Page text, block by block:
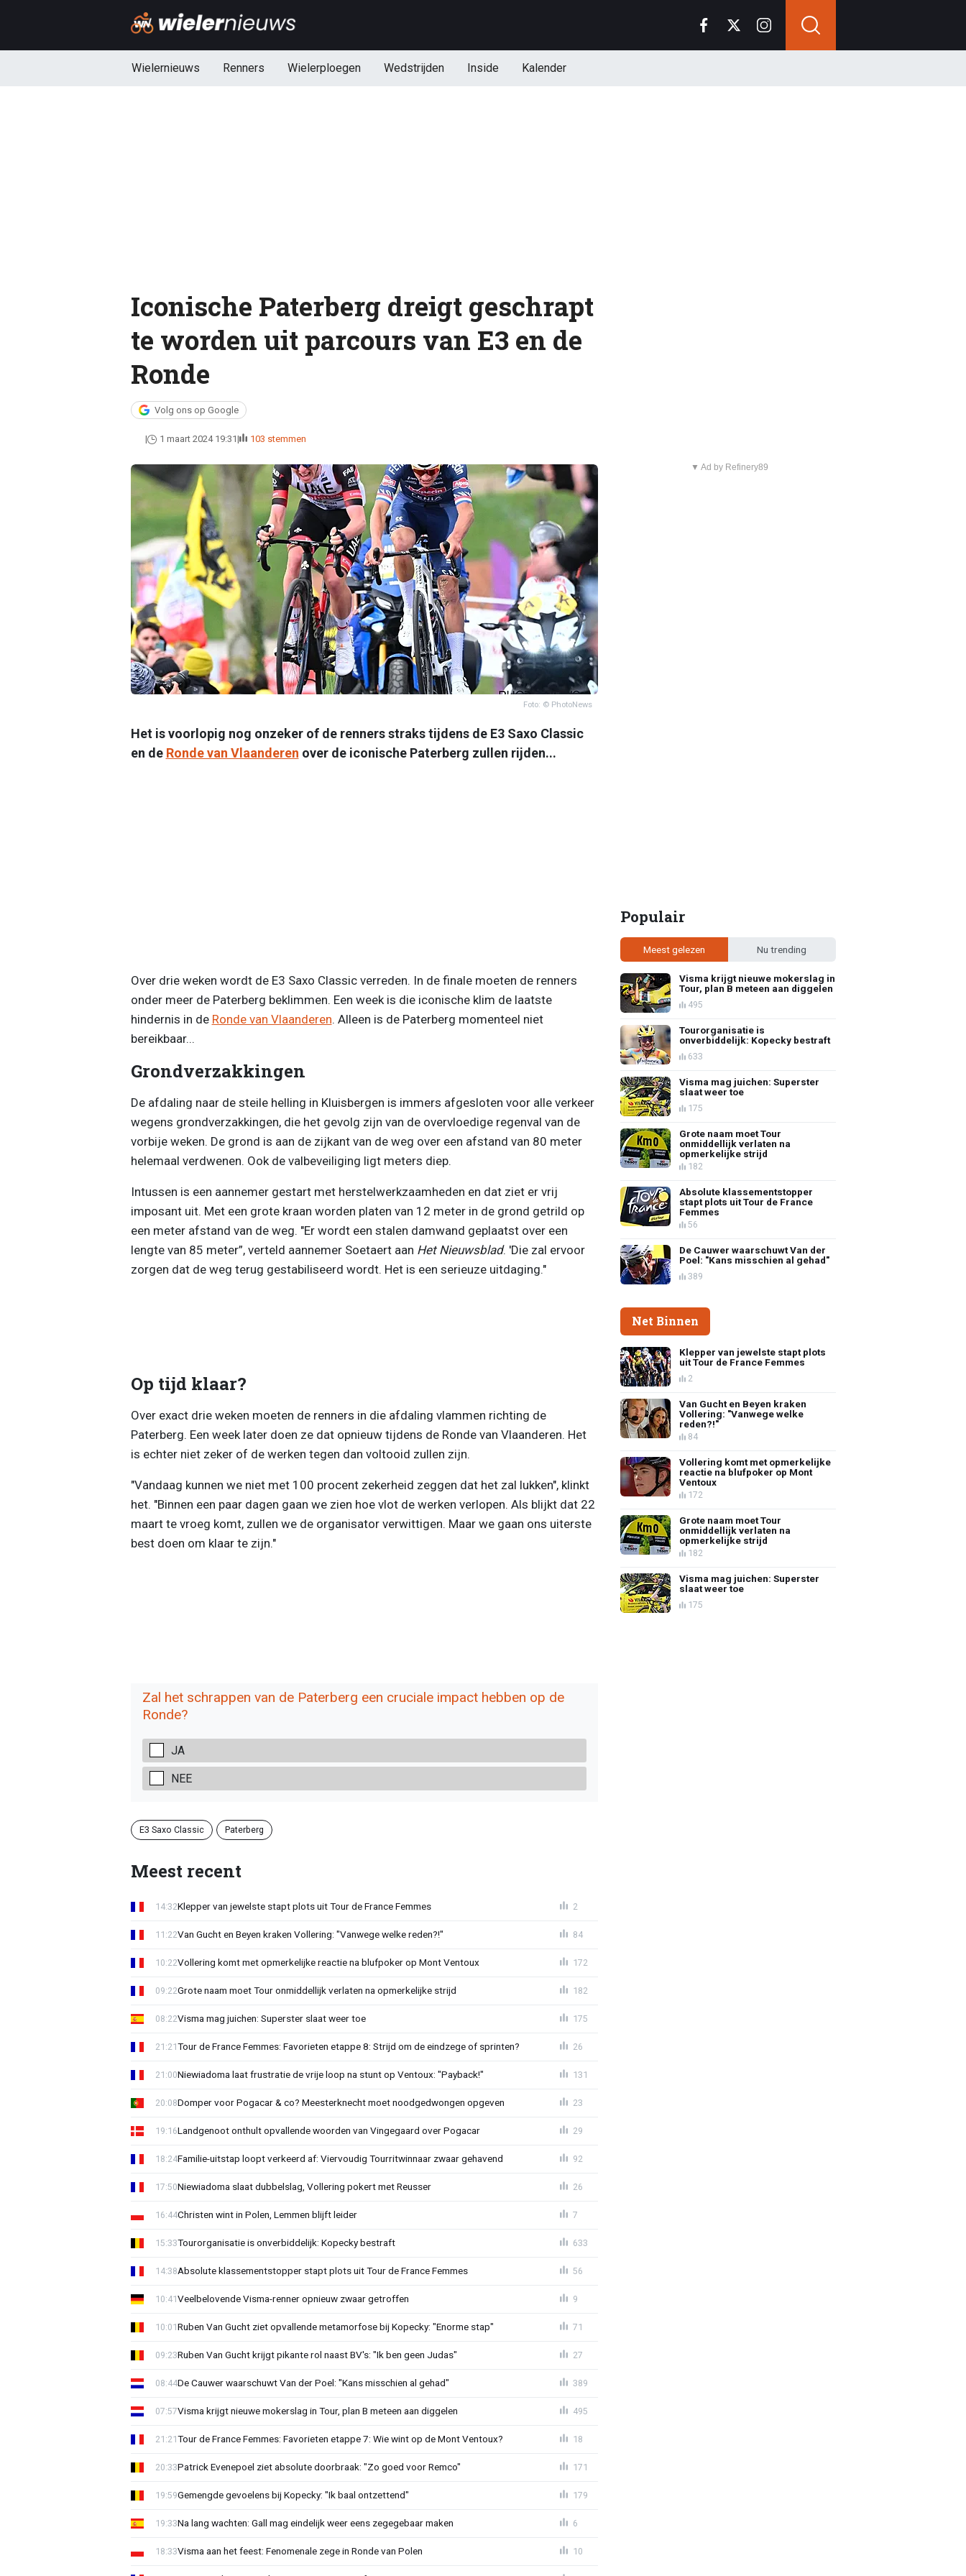
Wielernieuws Renners Wielerploegen Wedstrijden Inside Kalender
Iconische Paterberg dreigt geschrapt
te worden uit parcours van E3 en de
Ronde
Volg ons op Google
1 maart 2024 19:31 103 stemmen
Foto: © PhotoNews
Het is voorlopig nog onzeker of de renners straks tijdens de E3 Saxo Classic
en de Ronde van Vlaanderen over de iconische Paterberg zullen rijden...
Over drie weken wordt de E3 Saxo Classic verreden. In de finale moeten de renners
onder meer de Paterberg beklimmen. Een week is die iconische klim de laatste
hindernis in de Ronde van Vlaanderen. Alleen is de Paterberg momenteel niet
bereikbaar...
Grondverzakkingen
De afdaling naar de steile helling in Kluisbergen is immers afgesloten voor alle verkeer
wegens grondverzakkingen, die het gevolg zijn van de overvloedige regenval van de
vorbije weken. De grond is aan de zijkant van de weg over een afstand van 80 meter
helemaal verdwenen. Ook de valbeveiliging ligt meters diep.
Intussen is een aannemer gestart met herstelwerkzaamheden en dat ziet er vrij
imposant uit. Met een grote kraan worden platen van 12 meter in de grond getrild op
een meter afstand van de weg. "Er wordt een stalen damwand geplaatst over een
lengte van 85 meter”, verteld aannemer Soetaert aan Het Nieuwsblad. 'Die zal ervoor
zorgen dat de weg terug gestabiliseerd wordt. Het is een serieuze uitdaging."
Op tijd klaar?
Over exact drie weken moeten de renners in die afdaling vlammen richting de
Paterberg. Een week later doen ze dat opnieuw tijdens de Ronde van Vlaanderen. Het
is echter niet zeker of de werken tegen dan voltooid zullen zijn.
"Vandaag kunnen we niet met 100 procent zekerheid zeggen dat het zal lukken", klinkt
het. "Binnen een paar dagen gaan we zien hoe vlot de werken verlopen. Als blijkt dat 22
maart te vroeg komt, zullen we de organisator verwittigen. Maar we gaan ons uiterste
best doen om klaar te zijn."
Zal het schrappen van de Paterberg een cruciale impact hebben op de
Ronde?
JA
NEE
E3 Saxo Classic Paterberg
Meest recent
Klepper van jewelste stapt plots uit Tour de France Femmes
14:32 2
Van Gucht en Beyen kraken Vollering: "Vanwege welke reden?!"
11:22 84
Vollering komt met opmerkelijke reactie na blufpoker op Mont Ventoux
10:22 172
Grote naam moet Tour onmiddellijk verlaten na opmerkelijke strijd
09:22 182
Visma mag juichen: Superster slaat weer toe
08:22 175
Tour de France Femmes: Favorieten etappe 8: Strijd om de eindzege of sprinten?
21:21 26
Niewiadoma laat frustratie de vrije loop na stunt op Ventoux: "Payback!"
21:00 131
Domper voor Pogacar & co? Meesterknecht moet noodgedwongen opgeven
20:08 23
Landgenoot onthult opvallende woorden van Vingegaard over Pogacar
19:16 29
Familie-uitstap loopt verkeerd af: Viervoudig Tourritwinnaar zwaar gehavend
18:24 92
Niewiadoma slaat dubbelslag, Vollering pokert met Reusser
17:50 26
Christen wint in Polen, Lemmen blijft leider
16:44 7
Tourorganisatie is onverbiddelijk: Kopecky bestraft
15:33 633
Absolute klassementstopper stapt plots uit Tour de France Femmes
14:38 56
Veelbelovende Visma-renner opnieuw zwaar getroffen
10:41 9
Ruben Van Gucht ziet opvallende metamorfose bij Kopecky: "Enorme stap"
10:01 71
Ruben Van Gucht krijgt pikante rol naast BV's: "Ik ben geen Judas"
09:23 27
De Cauwer waarschuwt Van der Poel: "Kans misschien al gehad"
08:44 389
Visma krijgt nieuwe mokerslag in Tour, plan B meteen aan diggelen
07:57 495
Tour de France Femmes: Favorieten etappe 7: Wie wint op de Mont Ventoux?
21:21 18
Patrick Evenepoel ziet absolute doorbraak: "Zo goed voor Remco"
20:33 171
Gemengde gevoelens bij Kopecky: "Ik baal ontzettend"
19:59 179
Na lang wachten: Gall mag eindelijk weer eens zegegebaar maken
19:33 6
Visma aan het feest: Fenomenale zege in Ronde van Polen
18:33 10
▼ Ad by Refinery89
Populair
Meest gelezen Nu trending
Visma krijgt nieuwe mokerslag in
Tour, plan B meteen aan diggelen
495
Tourorganisatie is
onverbiddelijk: Kopecky bestraft
633
Visma mag juichen: Superster
slaat weer toe
175
Grote naam moet Tour
onmiddellijk verlaten na
opmerkelijke strijd
182
Absolute klassementstopper
stapt plots uit Tour de France
Femmes
56
De Cauwer waarschuwt Van der
Poel: "Kans misschien al gehad"
389
Net Binnen
Klepper van jewelste stapt plots
uit Tour de France Femmes
2
Van Gucht en Beyen kraken
Vollering: "Vanwege welke
reden?!"
84
Vollering komt met opmerkelijke
reactie na blufpoker op Mont
Ventoux
172
Grote naam moet Tour
onmiddellijk verlaten na
opmerkelijke strijd
182
Visma mag juichen: Superster
slaat weer toe
175